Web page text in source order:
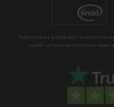
Teufel adhère à la Fédération du e-
qualité. La Fevad est membre du